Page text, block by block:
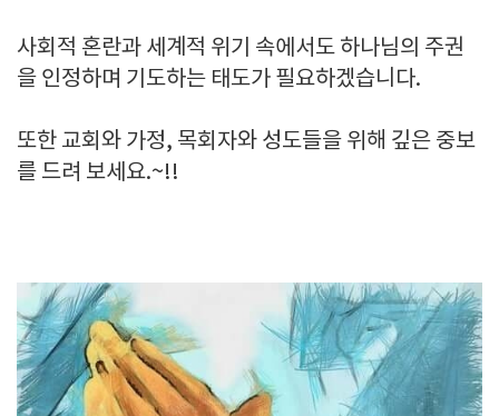
사회적 혼란과 세계적 위기 속에서도 하나님의 주권
을 인정하며 기도하는 태도가 필요하겠습니다.
또한 교회와 가정, 목회자와 성도들을 위해 깊은 중보
를 드려 보세요.~!!